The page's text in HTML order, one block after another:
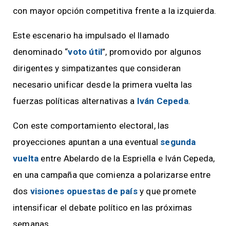
con mayor opción competitiva frente a la izquierda.
Este escenario ha impulsado el llamado
denominado “voto útil”, promovido por algunos
dirigentes y simpatizantes que consideran
necesario unificar desde la primera vuelta las
fuerzas políticas alternativas a Iván Cepeda.
Con este comportamiento electoral, las
proyecciones apuntan a una eventual segunda
vuelta entre Abelardo de la Espriella e Iván Cepeda,
en una campaña que comienza a polarizarse entre
dos visiones opuestas de paísy que promete
intensificar el debate político en las próximas
semanas.